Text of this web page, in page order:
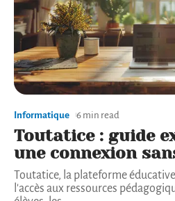
Informatique 6 min read
Toutatice : guide
une connexion
Toutatice, la plateforme
l'accès aux ressources